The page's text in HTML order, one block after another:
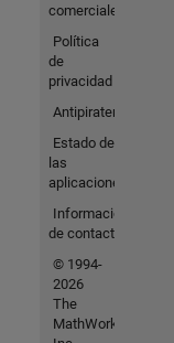
comerciales
Política
de
privacidad
Antipiratería
Estado de
las
aplicaciones
Información
de contacto
© 1994-
2026
The
MathWorks,